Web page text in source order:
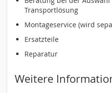
Transportlösung
Montageservice (wird
Ersatzteile
Reparatur
Weitere